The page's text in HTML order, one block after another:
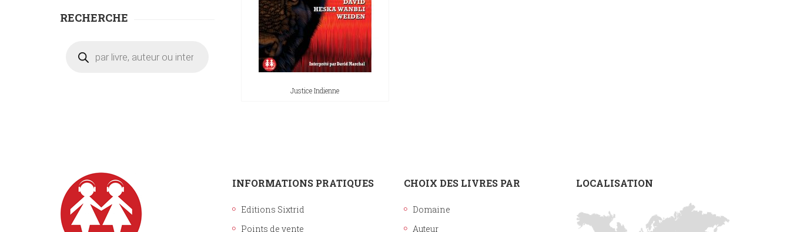
Justice Indienne
RECHERCHE
produits
INFORMATIONS PRATIQUES
Editions Sixtrid
Points de vente
CHOIX DES LIVRES PAR
Domaine
Auteur
LOCALISATION